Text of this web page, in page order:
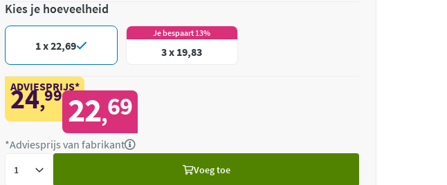
Kies je hoeveelheid
1 x 22,69
Je bespaart 13%
3 x 19,83
ADVIESPRIJS*
24,99 22,69
*Adviesprijs van fabrikant
Voeg toe